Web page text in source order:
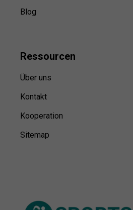
Blog
Ressourcen
Über uns
Kontakt
Kooperation
Sitemap